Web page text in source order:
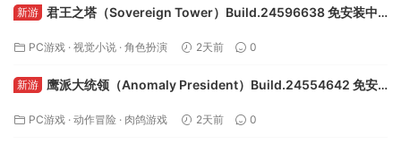
新游 君王之塔（Sovereign Tower）Build.24596638 免安装中
PC游戏 · 视觉小说 · 角色扮演 2天前 0
新游
鹰派大统领（Anomaly President）Build.24554642 免安
PC游戏 · 动作冒险 · 肉鸽游戏 2天前 0